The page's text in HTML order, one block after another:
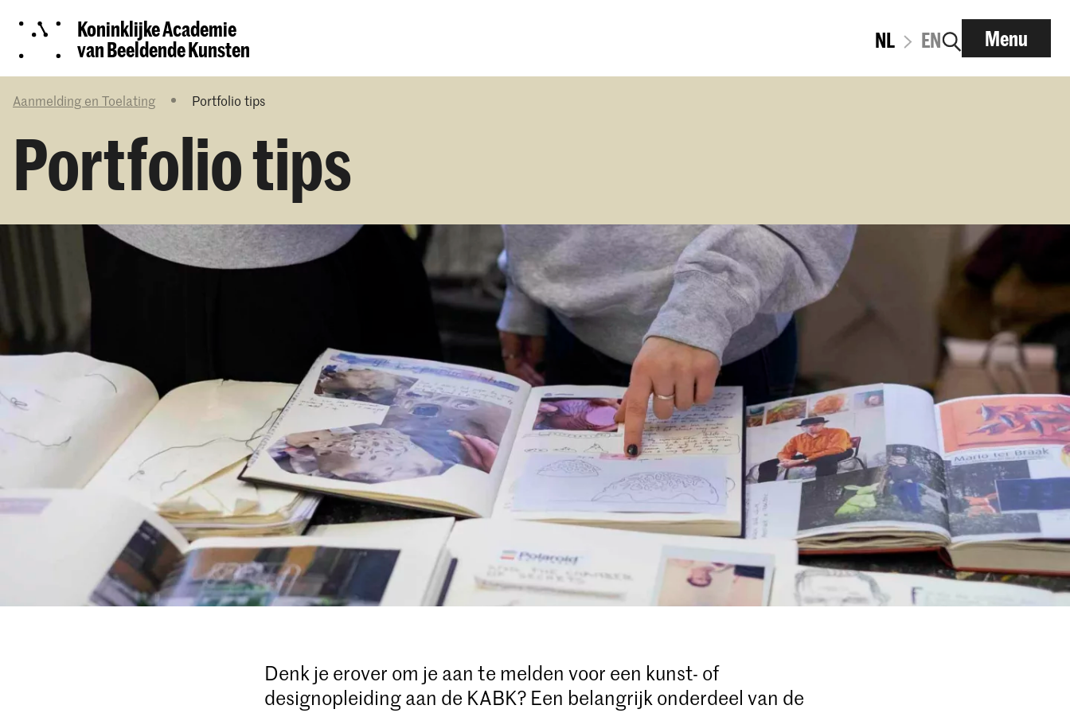
Koninklijke Academie
van Beeldende Kunsten
NL EN Menu
Aanmelding en Toelating Portfolio tips
Portfolio tips
Denk je erover om je aan te melden voor een kunst- of
designopleiding aan de KABK? Een belangrijk onderdeel van de